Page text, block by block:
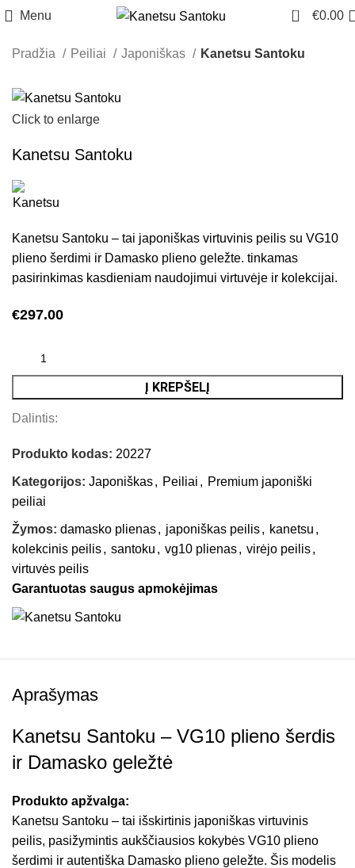
Menu 0 €0.00
Pradžia Peiliai Japoniškas Kanetsu Santoku
Click to enlarge
Kanetsu Santoku
Kanetsu Santoku – tai japoniškas virtuvinis peilis su VG10
plieno šerdimi ir Damasko plieno geležte. tinkamas
pasirinkimas kasdieniam naudojimui virtuvėje ir kolekcijai.
€297.00
Į KREPŠELĮ
Dalintis:
Produkto kodas: 20227
Kategorijos: Japoniškas, Peiliai , Premium japoniški
peiliai
Žymos: damasko plienas, japoniškas peilis, kanetsu ,
kolekcinis peilis, santoku , vg10 plienas, virėjo peilis,
virtuvės peilis
Garantuotas saugus apmokėjimas
Aprašymas
Kanetsu Santoku – VG10 plieno šerdis
ir Damasko geležtė
Produkto apžvalga:
Kanetsu Santoku – tai išskirtinis japoniškas virtuvinis
peilis, pasižymintis aukščiausios kokybės VG10 plieno
šerdimi ir autentiška Damasko plieno geležte. Šis modelis